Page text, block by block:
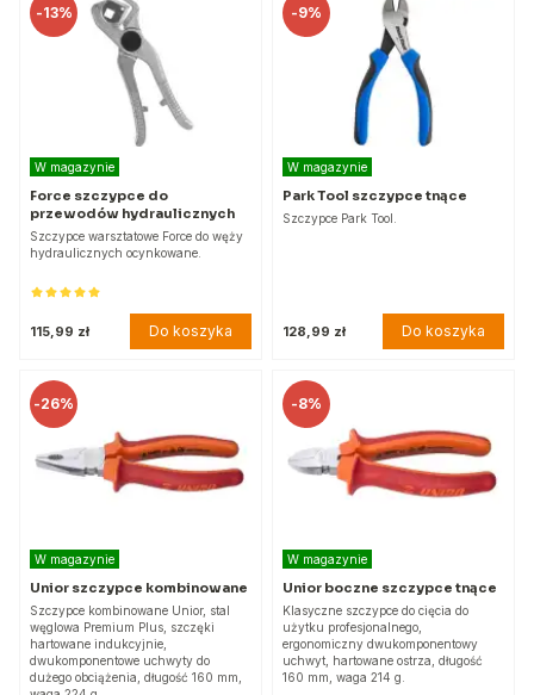
-13%
W magazynie
Force szczypce do
przewodów hydraulicznych
Szczypce warsztatowe Force do węży
hydraulicznych ocynkowane.
115,99 zł Do koszyka
-9%
W magazynie
Park Tool szczypce tnące
Szczypce Park Tool.
128,99 zł Do koszyka
-26%
W magazynie
Unior szczypce kombinowane
Szczypce kombinowane Unior, stal
węglowa Premium Plus, szczęki
hartowane indukcyjnie,
dwukomponentowe uchwyty do
dużego obciążenia, długość 160 mm,
-8%
W magazynie
Unior boczne szczypce tnące
Klasyczne szczypce do cięcia do
użytku profesjonalnego,
ergonomiczny dwukomponentowy
uchwyt, hartowane ostrza, długość
160 mm, waga 214 g.